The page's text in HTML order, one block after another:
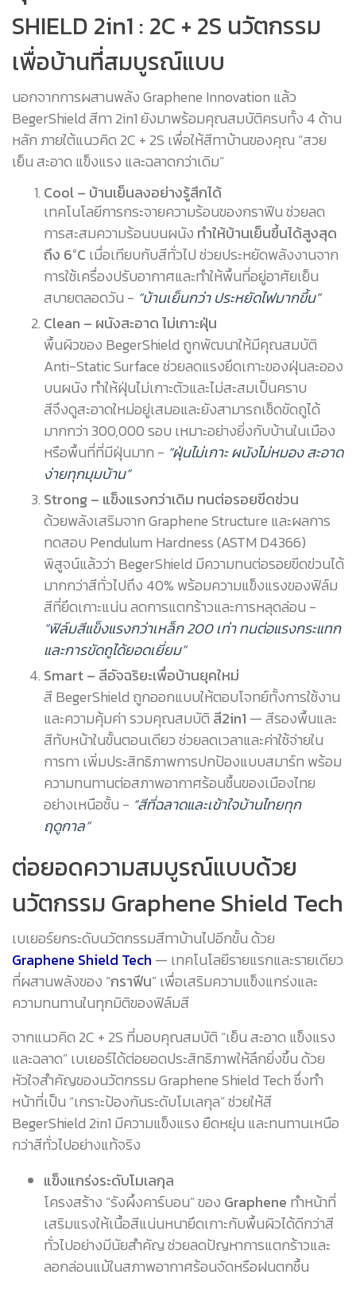
SHIELD 2in1 : 2C + 2S นวัตกรรม
เพื่อบ้านที่สมบูรณ์แบบ
นอกจากการผสานพลัง Graphene Innovation แล้ว
BegerShield สีทา 2in1 ยังมาพร้อมคุณสมบัติครบทั้ง 4 ด้าน
หลัก ภายใต้แนวคิด 2C + 2S เพื่อให้สีทาบ้านของคุณ “สวย
เย็น สะอาด แข็งแรง และฉลาดกว่าเดิม”
Cool – บ้านเย็นลงอย่างรู้สึกได้
เทคโนโลยีการกระจายความร้อนของกราฟีน ช่วยลด
การสะสมความร้อนบนผนัง ทำให้บ้านเย็นขึ้นได้สูงสุด
ถึง 6°C เมื่อเทียบกับสีทั่วไป ช่วยประหยัดพลังงานจาก
การใช้เครื่องปรับอากาศและทำให้พื้นที่อยู่อาศัยเย็น
สบายตลอดวัน - “บ้านเย็นกว่า ประหยัดไฟมากขึ้น”
Clean – ผนังสะอาด ไม่เกาะฝุ่น
พื้นผิวของ BegerShield ถูกพัฒนาให้มีคุณสมบัติ
Anti-Static Surface ช่วยลดแรงยึดเกาะของฝุ่นละออง
บนผนัง ทำให้ฝุ่นไม่เกาะตัวและไม่สะสมเป็นคราบ
สีจึงดูสะอาดใหม่อยู่เสมอและยังสามารถเช็ดขัดถูได้
มากกว่า 300,000 รอบ เหมาะอย่างยิ่งกับบ้านในเมือง
หรือพื้นที่ที่มีฝุ่นมาก - “ฝุ่นไม่เกาะ ผนังไม่หมอง สะอาด
ง่ายทุกมุมบ้าน”
Strong – แข็งแรงกว่าเดิม ทนต่อรอยขีดข่วน
ด้วยพลังเสริมจาก Graphene Structure และผลการ
ทดสอบ Pendulum Hardness (ASTM D4366)
พิสูจน์แล้วว่า BegerShield มีความทนต่อรอยขีดข่วนได้
มากกว่าสีทั่วไปถึง 40% พร้อมความแข็งแรงของฟิล์ม
สีที่ยึดเกาะแน่น ลดการแตกร้าวและการหลุดล่อน -
“ฟิล์มสีแข็งแรงกว่าเหล็ก 200 เท่า ทนต่อแรงกระแทก
และการขัดถูได้ยอดเยี่ยม”
Smart – สีอัจฉริยะเพื่อบ้านยุคใหม่
สี BegerShield ถูกออกแบบให้ตอบโจทย์ทั้งการใช้งาน
และความคุ้มค่า รวมคุณสมบัติ สี2in1 — สีรองพื้นและ
สีทับหน้าในขั้นตอนเดียว ช่วยลดเวลาและค่าใช้จ่ายใน
การทา เพิ่มประสิทธิภาพการปกป้องแบบสมาร์ท พร้อม
ความทนทานต่อสภาพอากาศร้อนชื้นของเมืองไทย
อย่างเหนือชั้น - “สีที่ฉลาดและเข้าใจบ้านไทยทุก
ฤดูกาล”
ต่อยอดความสมบูรณ์แบบด้วย
นวัตกรรม Graphene Shield Tech
เบเยอร์ยกระดับนวัตกรรมสีทาบ้านไปอีกขั้น ด้วย
Graphene Shield Tech — เทคโนโลยีรายแรกและรายเดียว
ที่ผสานพลังของ “กราฟีน” เพื่อเสริมความแข็งแกร่งและ
ความทนทานในทุกมิติของฟิล์มสี
จากแนวคิด 2C + 2S ที่มอบคุณสมบัติ “เย็น สะอาด แข็งแรง
และฉลาด” เบเยอร์ได้ต่อยอดประสิทธิภาพให้ลึกยิ่งขึ้น ด้วย
หัวใจสำคัญของนวัตกรรม Graphene Shield Tech ซึ่งทำ
หน้าที่เป็น “เกราะป้องกันระดับโมเลกุล” ช่วยให้สี
BegerShield 2in1 มีความแข็งแรง ยืดหยุ่น และทนทานเหนือ
กว่าสีทั่วไปอย่างแท้จริง
แข็งแกร่งระดับโมเลกุล
โครงสร้าง “รังผึ้งคาร์บอน” ของ Graphene ทำหน้าที่
เสริมแรงให้เนื้อสีแน่นหนายึดเกาะกับพื้นผิวได้ดีกว่าสี
ทั่วไปอย่างมีนัยสำคัญ ช่วยลดปัญหาการแตกร้าวและ
ลอกล่อนแม้ในสภาพอากาศร้อนจัดหรือฝนตกชื้น